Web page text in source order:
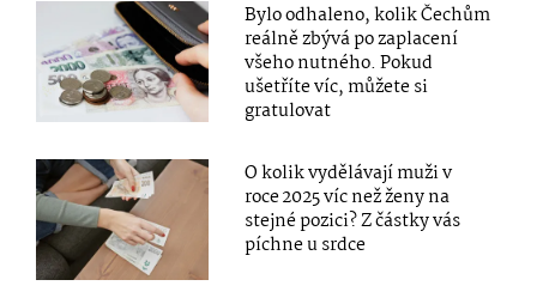
Bylo odhaleno, kolik Čechům
reálně zbývá po zaplacení
všeho nutného. Pokud
ušetříte víc, můžete si
gratulovat
O kolik vydělávají muži v
roce 2025 víc než ženy na
stejné pozici? Z částky vás
píchne u srdce